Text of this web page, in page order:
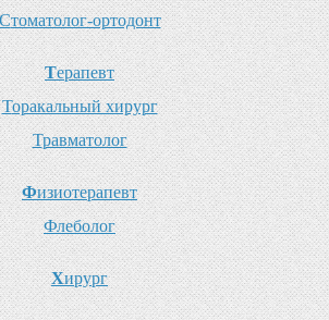
томатолог-ортодонт
Терапевт
Торакальный хирург
Травматолог
Физиотерапевт
Флеболог
Хирург